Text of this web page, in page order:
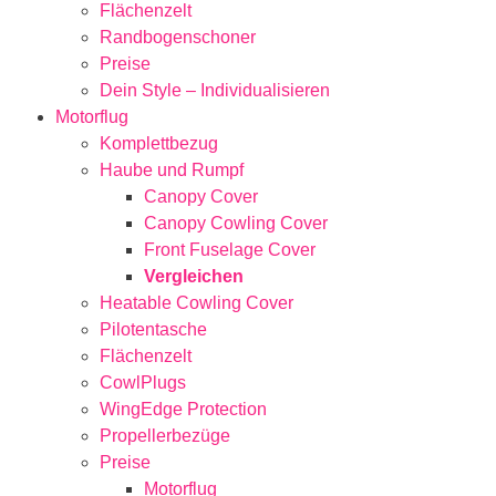
Flächenzelt
Randbogenschoner
Preise
Dein Style – Individualisieren
Motorflug
Komplettbezug
Haube und Rumpf
Canopy Cover
Canopy Cowling Cover
Front Fuselage Cover
Vergleichen
Heatable Cowling Cover
Pilotentasche
Flächenzelt
CowlPlugs
WingEdge Protection
Propellerbezüge
Preise
Motorflug